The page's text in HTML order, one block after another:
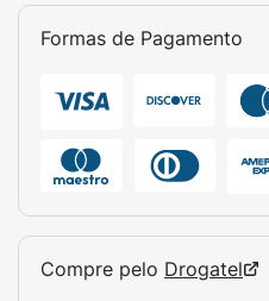
Formas de Pagamento
Compre pelo Drogatel